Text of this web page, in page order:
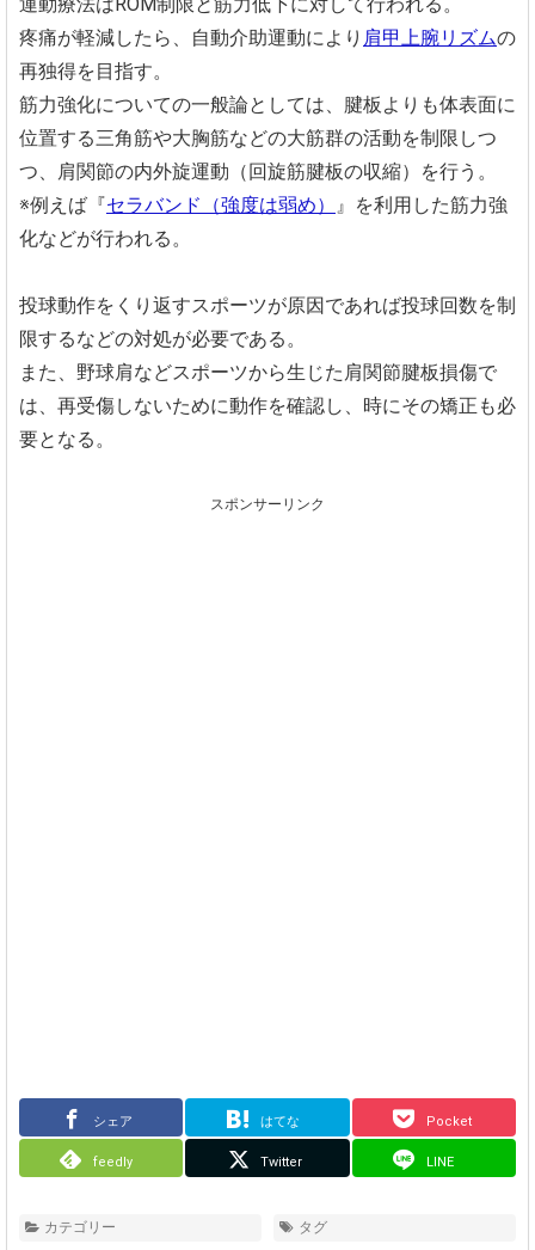
疼痛が軽減したら、自動介助運動により 肩甲上腕リズムの
再独得を目指す。
筋力強化についての一般論としては、腱板よりも体表面に
位置する三角筋や大胸筋などの大筋群の活動を制限しつ
つ、肩関節の内外旋運動（回旋筋腱板の収縮）を行う。
※例えば『セラバンド（強度は弱め）
』を利用した筋力強
化などが行われる。
投球動作をくり返すスポーツが原因であれば投球回数を制
限するなどの対処が必要である。
また、野球肩などスポーツから生じた肩関節腱板損傷で
は、再受傷しないために動作を確認し、時にその矯正も必
要となる。
スポンサーリンク
シェア はてな Pocket
feedly Twitter LINE
カテゴリー タグ